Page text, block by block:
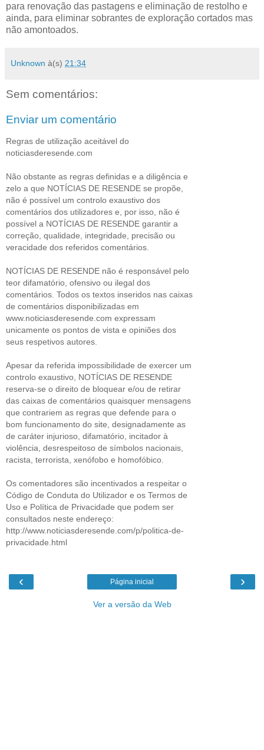
para renovação das pastagens e eliminação de restolho e
ainda, para eliminar sobrantes de exploração cortados mas
não amontoados.
Unknown à(s) 21:34
Sem comentários:
Enviar um comentário
Regras de utilização aceitável do
noticiasderesende.com
Não obstante as regras definidas e a diligência e
zelo a que NOTÍCIAS DE RESENDE se propõe,
não é possível um controlo exaustivo dos
comentários dos utilizadores e, por isso, não é
possível a NOTÍCIAS DE RESENDE garantir a
correção, qualidade, integridade, precisão ou
veracidade dos referidos comentários.
NOTÍCIAS DE RESENDE não é responsável pelo
teor difamatório, ofensivo ou ilegal dos
comentários. Todos os textos inseridos nas caixas
de comentários disponibilizadas em
www.noticiasderesende.com expressam
unicamente os pontos de vista e opiniões dos
seus respetivos autores.
Apesar da referida impossibilidade de exercer um
controlo exaustivo, NOTÍCIAS DE RESENDE
reserva-se o direito de bloquear e/ou de retirar
das caixas de comentários quaisquer mensagens
que contrariem as regras que defende para o
bom funcionamento do site, designadamente as
de caráter injurioso, difamatório, incitador à
violência, desrespeitoso de símbolos nacionais,
racista, terrorista, xenófobo e homofóbico.
Os comentadores são incentivados a respeitar o
Código de Conduta do Utilizador e os Termos de
Uso e Política de Privacidade que podem ser
consultados neste endereço:
http://www.noticiasderesende.com/p/politica-de-
privacidade.html
‹ ›
Página inicial
Ver a versão da Web